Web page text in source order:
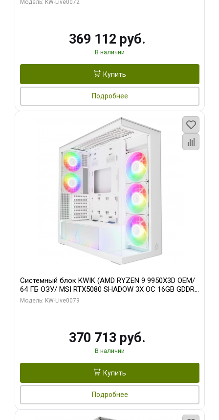
Модель: KW-Live0072
369 112 руб.
В наличии
Купить
Подробнее
Системный блок KWIK (AMD RYZEN 9 9950X3D OEM/
64 ГБ ОЗУ/ MSI RTX5080 SHADOW 3X OC 16GB GDDR7
256bit 3xDP HDMI/ 960 ГБ SSD)
Модель: KW-Live0079
370 713 руб.
В наличии
Купить
Подробнее